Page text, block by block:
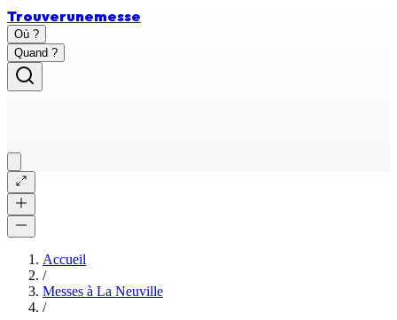
Trouverunemesse
Où ?
Quand ?
Accueil
/
Messes à La Neuville
/